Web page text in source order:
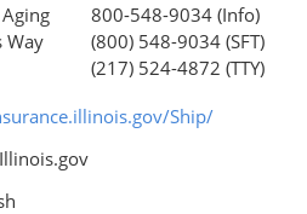
Way
800-548-9034 (Info)
(800) 548-9034 (SFT)
(217) 524-4872 (TTY)
Ship/